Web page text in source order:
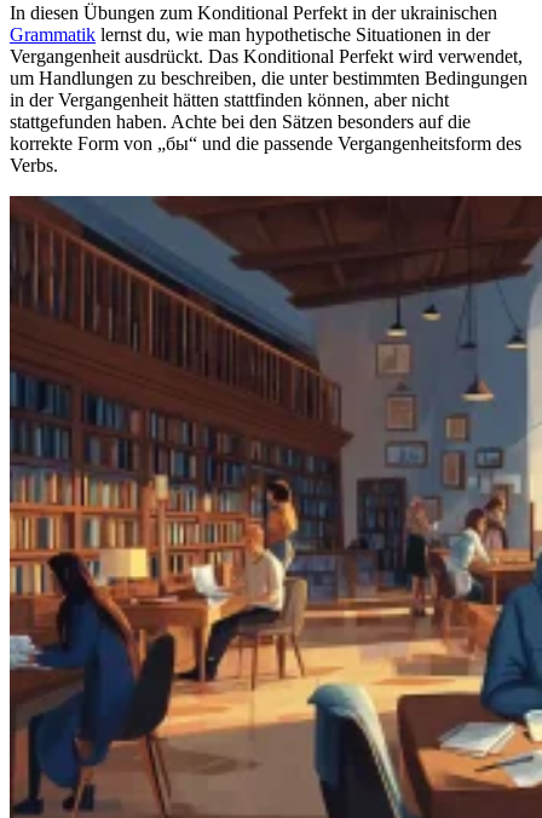
In diesen Übungen zum Konditional Perfekt in der ukrainischen
Grammatik lernst du, wie man hypothetische Situationen in der
Vergangenheit ausdrückt. Das Konditional Perfekt wird verwendet,
um Handlungen zu beschreiben, die unter bestimmten Bedingungen
in der Vergangenheit hätten stattfinden können, aber nicht
stattgefunden haben. Achte bei den Sätzen besonders auf die
korrekte Form von „бы“ und die passende Vergangenheitsform des
Verbs.